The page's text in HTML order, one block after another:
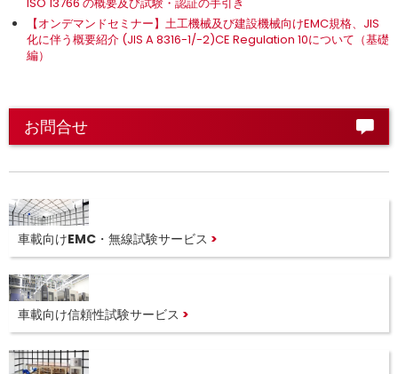
【オンデマンドセミナー】土工機械及び建設機械向けEMC規格、JIS
化に伴う概要紹介 (JIS A 8316-1/-2)CE Regulation 10について（基礎
編）
お問合せ
車載向けEMC・無線試験サービス
車載向け信頼性試験サービス